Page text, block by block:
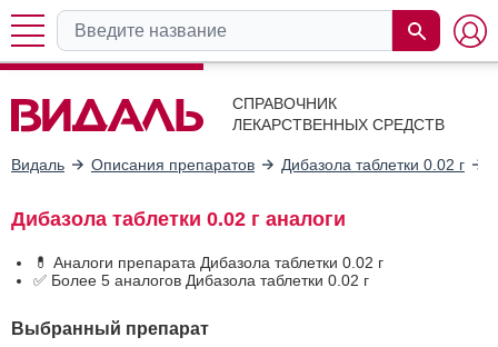
СПРАВОЧНИК
ЛЕКАРСТВЕННЫХ СРЕДСТВ
Видаль Описания препаратов Дибазола таблетки 0.02 г
Дибазола таблетки 0.02 г аналоги
💊 Аналоги препарата Дибазола таблетки 0.02 г
✅ Более 5 аналогов Дибазола таблетки 0.02 г
Выбранный препарат